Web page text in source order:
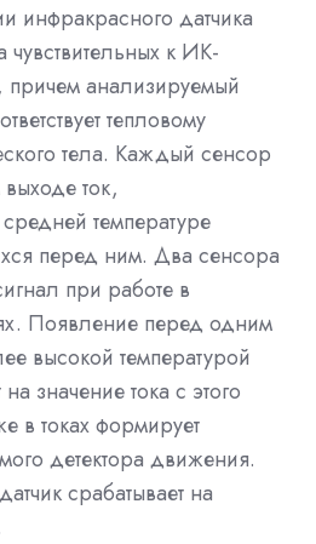
инфракрасного датчика
к ИК-
анализируемый
тепловому
тела. Каждый сенсор
ток,
температуре
перед ним. Два сенсора
при работе в
Появление перед одним
высокой температурой
значение тока с этого
в токах формирует
детектора движения.
срабатывает на